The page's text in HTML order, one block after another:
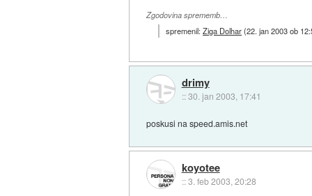
Zgodovina sprememb…
spremenil:Ziga Dolhar(22. jan 2003 ob
drimy
::30. jan 2003, 17:41
poskusi na speed.amis.net
koyotee
::3. feb 2003, 20:28